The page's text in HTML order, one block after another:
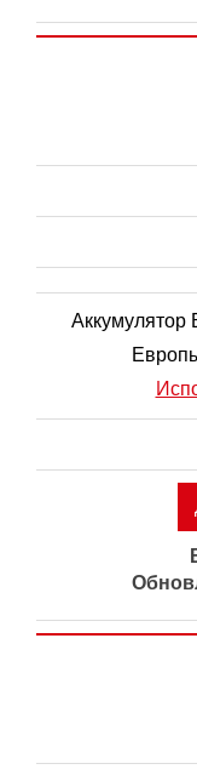
Аккумулятор